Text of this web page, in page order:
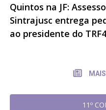
Quintos na JF:
Sintrajusc entrega
ao presidente do TRF4
11º